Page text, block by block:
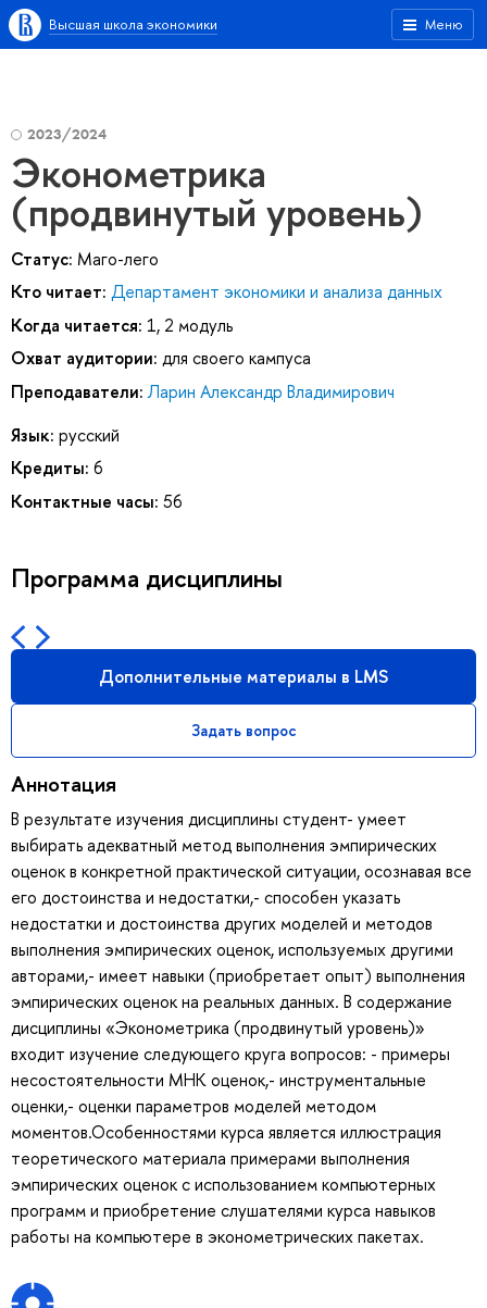
Меню
Высшая школа экономики
2023/2024
Эконометрика
(продвинутый уровень)
Статус: Маго-лего
Кто читает: Департамент экономики и анализа данных
Когда читается: 1, 2 модуль
Охват аудитории: для своего кампуса
Преподаватели: Ларин Александр Владимирович
Язык: русский
Кредиты: 6
Контактные часы: 56
Программа дисциплины
Дополнительные материалы в LMS
Задать вопрос
Аннотация
В результате изучения дисциплины студент- умеет
выбирать адекватный метод выполнения эмпирических
оценок в конкретной практической ситуации, осознавая все
его достоинства и недостатки,- способен указать
недостатки и достоинства других моделей и методов
выполнения эмпирических оценок, используемых другими
авторами,- имеет навыки (приобретает опыт) выполнения
эмпирических оценок на реальных данных. В содержание
дисциплины «Эконометрика (продвинутый уровень)»
входит изучение следующего круга вопросов: - примеры
несостоятельности МНК оценок,- инструментальные
оценки,- оценки параметров моделей методом
моментов.Особенностями курса является иллюстрация
теоретического материала примерами выполнения
эмпирических оценок с использованием компьютерных
программ и приобретение слушателями курса навыков
работы на компьютере в эконометрических пакетах.